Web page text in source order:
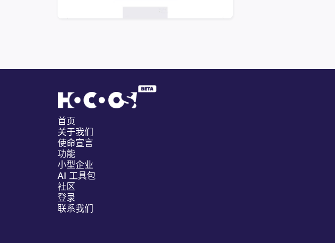
首页
关于我们
使命宣言
功能
小型企业
AI 工具包
社区
登录
联系我们